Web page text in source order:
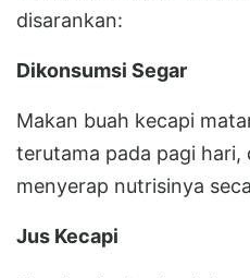
disarankan:
Dikonsumsi Segar
Makan buah kecapi
terutama pada pagi
menyerap nutrisinya
Jus Kecapi